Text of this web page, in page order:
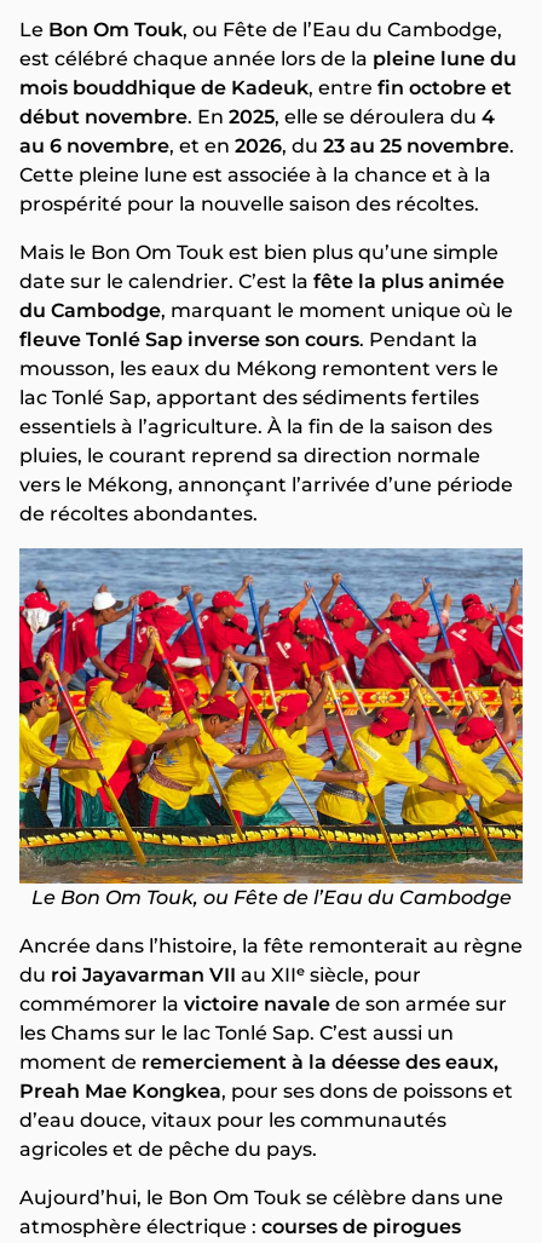
Le Bon Om Touk, ou Fête de l’Eau du Cambodge,
est célébré chaque année lors de la pleine lune du
mois bouddhique de Kadeuk, entre fin octobre et
début novembre. En 2025, elle se déroulera du 4
au 6 novembre, et en 2026, du 23 au 25 novembre.
Cette pleine lune est associée à la chance et à la
prospérité pour la nouvelle saison des récoltes.
Mais le Bon Om Touk est bien plus qu’une simple
date sur le calendrier. C’est la fête la plus animée
du Cambodge, marquant le moment unique où le
fleuve Tonlé Sap inverse son cours. Pendant la
mousson, les eaux du Mékong remontent vers le
lac Tonlé Sap, apportant des sédiments fertiles
essentiels à l’agriculture. À la fin de la saison des
pluies, le courant reprend sa direction normale
vers le Mékong, annonçant l’arrivée d’une période
de récoltes abondantes.
Le Bon Om Touk, ou Fête de l’Eau du Cambodge
Ancrée dans l’histoire, la fête remonterait au règne
du roi Jayavarman VII au XIIᵉ siècle, pour
commémorer la victoire navale de son armée sur
les Chams sur le lac Tonlé Sap. C’est aussi un
moment de remerciement à la déesse des eaux,
Preah Mae Kongkea, pour ses dons de poissons et
d’eau douce, vitaux pour les communautés
agricoles et de pêche du pays.
Aujourd’hui, le Bon Om Touk se célèbre dans une
atmosphère électrique : courses de pirogues